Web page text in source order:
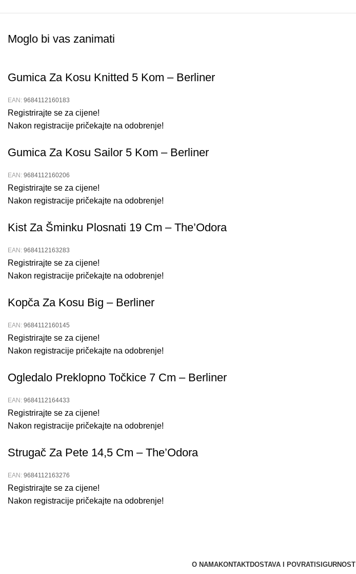
Moglo bi vas zanimati
Gumica Za Kosu Knitted 5 Kom – Berliner
EAN: 9684112160183
Registrirajte se za cijene!
Nakon registracije pričekajte na odobrenje!
Gumica Za Kosu Sailor 5 Kom – Berliner
EAN: 9684112160206
Registrirajte se za cijene!
Nakon registracije pričekajte na odobrenje!
Kist Za Šminku Plosnati 19 Cm – The’Odora
EAN: 9684112163283
Registrirajte se za cijene!
Nakon registracije pričekajte na odobrenje!
Kopča Za Kosu Big – Berliner
EAN: 9684112160145
Registrirajte se za cijene!
Nakon registracije pričekajte na odobrenje!
Ogledalo Preklopno Točkice 7 Cm – Berliner
EAN: 9684112164433
Registrirajte se za cijene!
Nakon registracije pričekajte na odobrenje!
Strugač Za Pete 14,5 Cm – The’Odora
EAN: 9684112163276
Registrirajte se za cijene!
Nakon registracije pričekajte na odobrenje!
O NAMAKONTAKTDOSTAVA I POVRATI